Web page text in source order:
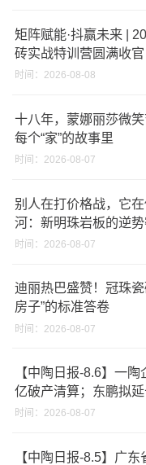
矩阵赋能·抖赢未来 |
砖实战特训营圆满收官
时间：2026-08-08
十八年，蒙娜丽莎微
每个“家”的故事里
时间：2026-08-07
别人在打价格战，它
河：新明珠岩板的逆
时间：2026-08-07
迪丽热巴盛赞！冠珠瓷
房子”的标准答卷
时间：2026-08-07
【中陶日报-8.6】一
亿破产清算；东鹏拟
资期限；工信部开展建
时间：2026-08-07
【中陶日报-8.5】广